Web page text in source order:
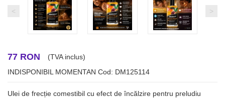
< >
77 RON
(TVA inclus)
INDISPONIBIL MOMENTAN Cod: DM125114
Ulei de frecție comestibil cu efect de încălzire pentru preludiu